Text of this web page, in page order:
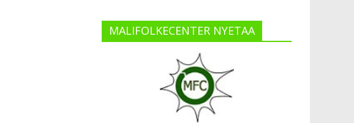
MALIFOLKECENTER NYETAA